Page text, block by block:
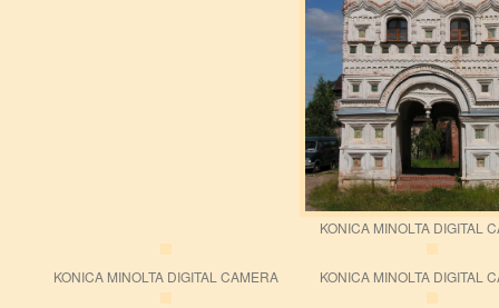
KONICA MINOLTA DIGITAL
KONICA MINOLTA DIGITAL CAMERA KONICA MINOLTA DIGITAL